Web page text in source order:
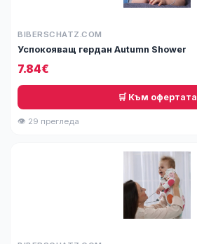
BIBERSCHATZ.COM
Успокояващ гердан Autumn Shower
7.84€
🛒 Към офертата
👁 29 прегледа